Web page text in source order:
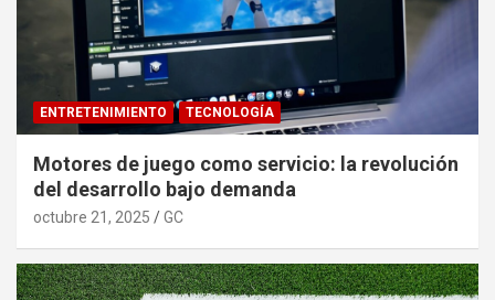
ENTRETENIMIENTO TECNOLOGÍA
Motores de juego como servicio: la revolución
del desarrollo bajo demanda
octubre 21, 2025 GC